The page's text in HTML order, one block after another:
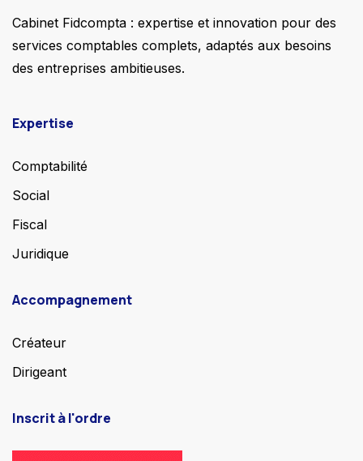
Cabinet Fidcompta : expertise et innovation pour des
services comptables complets, adaptés aux besoins
des entreprises ambitieuses.
Expertise
Comptabilité
Social
Fiscal
Juridique
Accompagnement
Créateur
Dirigeant
Inscrit à l'ordre